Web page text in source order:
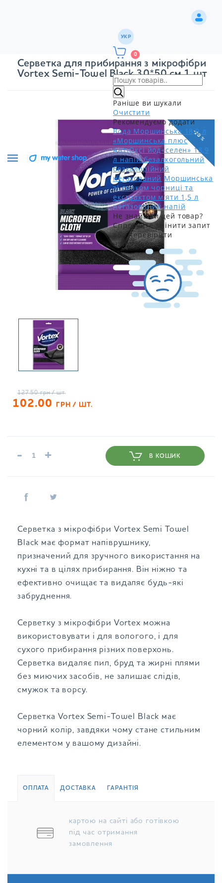
УКР
0
Раніше ви шукали
Очистити
Рекомендуємо додати
Вода Моршинська 18,9 л
«Моршинська плюс
АнтіОксі йод+селен» 18,9
л напій безалкогольний
безкалорійний
негазований Моршинська
зі смаком чорниці та
екстрактом м'яти 1,5 л
негазований напій
Не знайшли цей товар?
Спробуйте змінити запит
або перевірити
написання
Серветка для прибирання з мікрофібри
Vortex Semi-Towel Black 30*50 см 1 шт
-20 %
127.50грн / шт.
102.00 ГРН / ШТ.
- + В КОШИК
Серветка з мікрофібри Vortex Semi Towel
Black має формат напіврушнику,
призначений для зручного використання на
кухні та в цілях прибирання. Він ніжно та
ефективно очищає та видаляє будь-які
забруднення.
Серветку з мікрофібри Vortex можна
використовувати і для вологого, і для
сухого прибирання різних поверхонь.
Серветка видаляє пил, бруд та жирні плями
без миючих засобів, не залишає слідів,
смужок та ворсу.
Серветка Vortex Semi-Towel Black має
чорний колір, завдяки чому стане стильним
елементом у вашому дизайні.
ОПЛАТА ДОСТАВКА ГАРАНТІЯ
картою на сайті або готівкою
під час отримання
замовлення